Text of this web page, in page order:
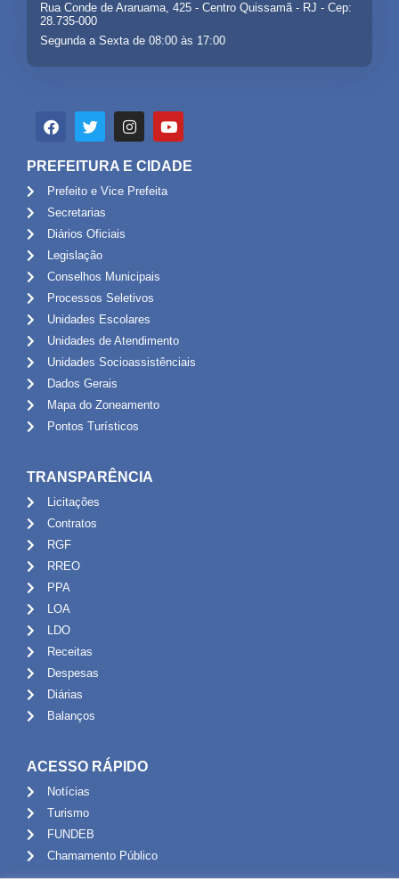
Rua Conde de Araruama, 425 - Centro Quissamã - RJ - Cep:
28.735-000
Segunda a Sexta de 08:00 às 17:00
PREFEITURA E CIDADE
Prefeito e Vice Prefeita
Secretarias
Diários Oficiais
Legislação
Conselhos Municipais
Processos Seletivos
Unidades Escolares
Unidades de Atendimento
Unidades Socioassistênciais
Dados Gerais
Mapa do Zoneamento
Pontos Turísticos
TRANSPARÊNCIA
Licitações
Contratos
RGF
RREO
PPA
LOA
LDO
Receitas
Despesas
Diárias
Balanços
ACESSO RÁPIDO
Notícias
Turismo
FUNDEB
Chamamento Público